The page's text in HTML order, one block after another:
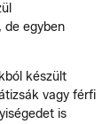
de egyben
készült
vagy férfi
is